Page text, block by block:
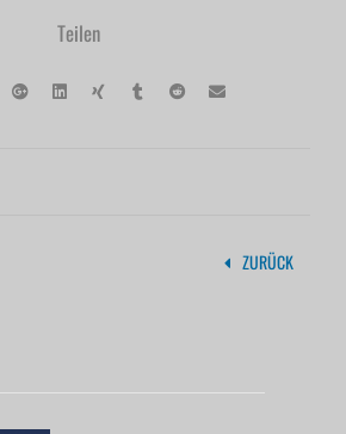
Teilen
ZURÜCK